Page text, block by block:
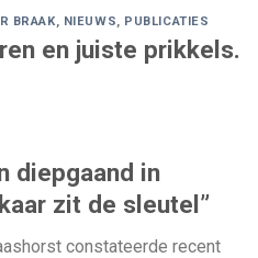
BRAAK, NIEUWS, PUBLICATIES
en juiste prikkels.
diepgaand in
zit de sleutel”
constateerde recent